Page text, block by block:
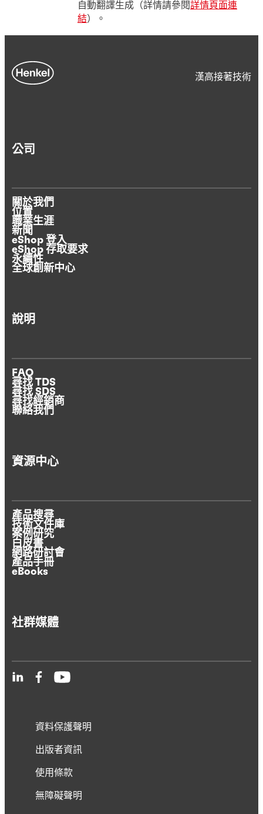
自動翻譯生成（詳情請參閱詳情頁面連
結）。
漢高接著技術
公司
關於我們
位置
職業生涯
新聞
eShop 登入
eShop 存取要求
永續性
全球創新中心
說明
FAQ
尋找 TDS
尋找 SDS
尋找經銷商
聯絡我們
資源中心
產品搜尋
技術文件庫
案例研究
白皮書
網路研討會
產品手冊
eBooks
社群媒體
資料保護聲明
出版者資訊
使用條款
無障礙聲明